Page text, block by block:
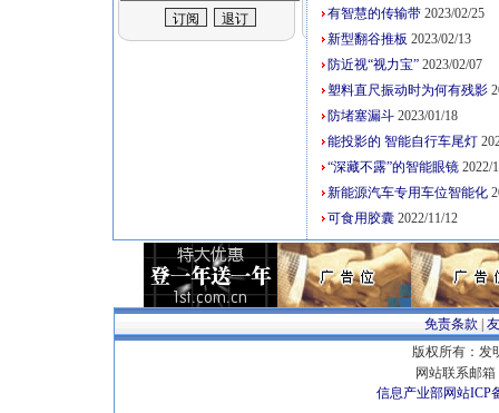
有智慧的传输带 2023/02/25
新型翻谷推板 2023/02/13
防近视“视力宝” 2023/02/07
塑料直尺振动时为何有残影
防堵塞漏斗 2023/01/18
能投影的 智能自行车尾灯
“深藏不露”的智能眼镜 2022/
新能源汽车专用车位智能化
可食用胶囊 2022/11/12
免责条款
版权所有：发
网站联系邮箱
信息产业部网站ICP